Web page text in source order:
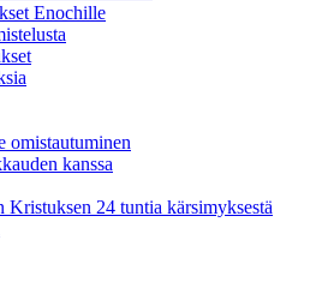
Enochille
omistautuminen
kanssa
Kristuksen 24 tuntia kärsimyksestä